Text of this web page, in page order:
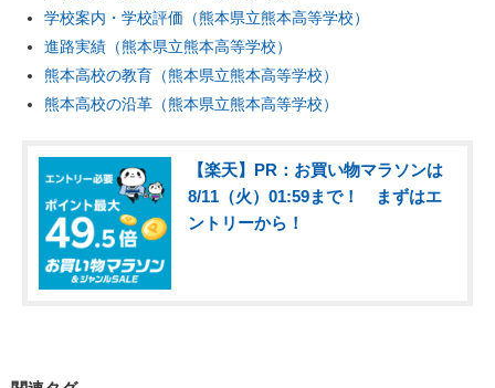
学校案内・学校評価（熊本県立熊本高等学校）
進路実績（熊本県立熊本高等学校）
熊本高校の教育（熊本県立熊本高等学校）
熊本高校の沿革（熊本県立熊本高等学校）
【楽天】PR：お買い物マラソンは
8/11（火）01:59まで！ まずはエ
ントリーから！